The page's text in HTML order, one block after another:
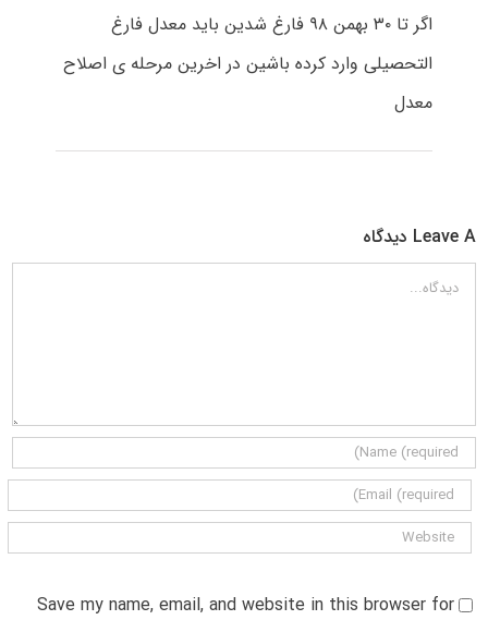
اگر تا ۳۰ بهمن ۹۸ فارغ شدین باید معدل فارغ
التحصیلی وارد کرده باشین در اخرین مرحله ی اصلاح
معدل
Leave A دیدگاه
دیدگاه
Save my name, email, and website in this browser for